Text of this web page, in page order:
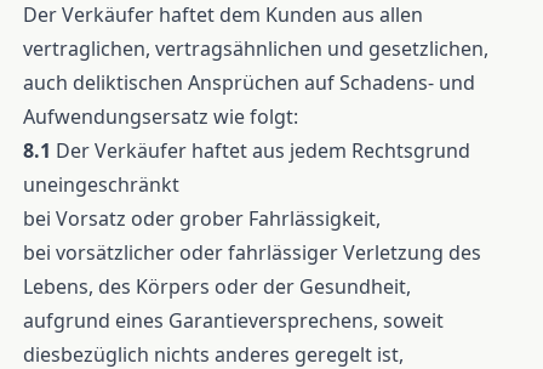
Der Verkäufer haftet dem Kunden aus allen
vertraglichen, vertragsähnlichen und gesetzlichen,
auch deliktischen Ansprüchen auf Schadens- und
Aufwendungsersatz wie folgt:
8.1 Der Verkäufer haftet aus jedem Rechtsgrund
uneingeschränkt
bei Vorsatz oder grober Fahrlässigkeit,
bei vorsätzlicher oder fahrlässiger Verletzung des
Lebens, des Körpers oder der Gesundheit,
aufgrund eines Garantieversprechens, soweit
diesbezüglich nichts anderes geregelt ist,